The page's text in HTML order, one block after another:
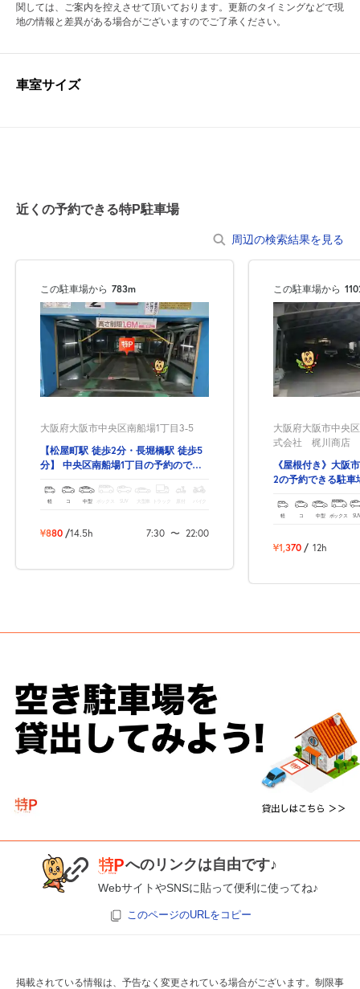
関しては、ご案内を控えさせて頂いております。更新のタイミングなどで現
地の情報と差異がある場合がございますのでご了承ください。
車室サイズ
近くの予約できる特P駐車場
周辺の検索結果を見る
この駐車場から 783m
大阪府大阪市中央区南船場1丁目3-5
【松屋町駅 徒歩2分・長堀橋駅 徒歩5
分】 中央区南船場1丁目の予約のでき
軽 コ 中型 ボックス SUV 大型車 トラック バイク
¥880 /14.5h 7:30 〜 22:00
この駐車場から
大阪府大阪市中央
式会社 梶川商店
《屋根付き》大阪
2の予約できる駐車
軽 コ 中型 ボックス
¥1,370 / 12h
へのリンクは自由です♪
WebサイトやSNSに貼って便利に使ってね♪
このページのURLをコピー
掲載されている情報は、予告なく変更されている場合がございます。制限事